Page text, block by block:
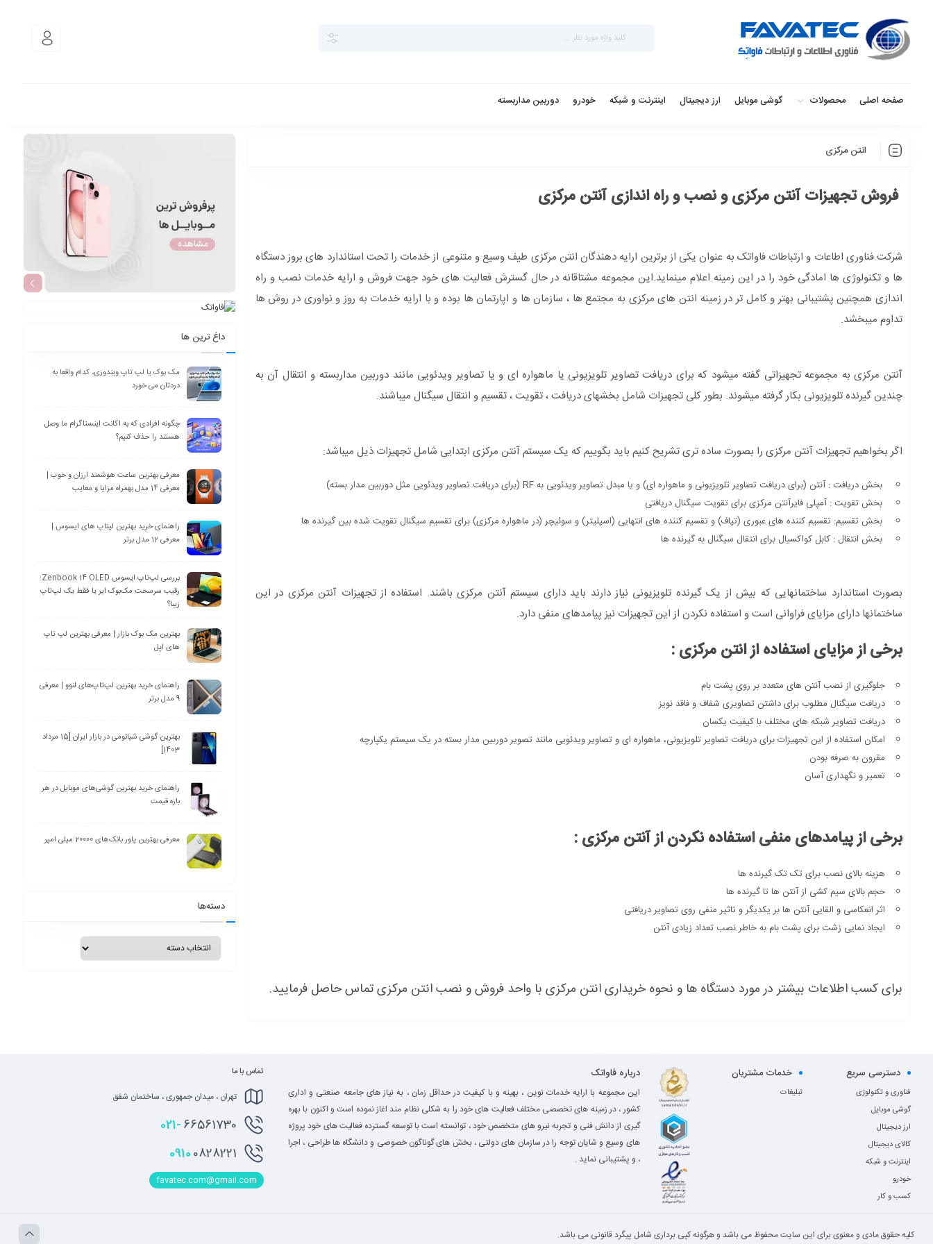
صفحه اصلی محصولات گوشی موبایل ارز دیجیتال اینترنت و شبکه خودرو دوربین مداربسته
انتن مرکزی
فروش تجهیزات آنتن مرکزی و نصب و راه اندازی آنتن مرکزی
شرکت فناوری اطاعات و ارتباطات فاواتک به عنوان یکی از برترین ارایه دهندگان انتن مرکزی طیف وسیع و متنوعی از خدمات را تحت استاندارد های بروز دستگاه
ها و تکنولوژی ها امادگی خود را در این زمینه اعلام مینماید.این مجموعه مشتاقانه در حال گسترش فعالیت های خود جهت فروش و ارایه خدمات نصب و راه
اندازی همچنین پشتیبانی بهتر و کامل تر در زمینه انتن های مرکزی به مجتمع ها ، سازمان ها و اپارتمان ها بوده و با ارایه خدمات به روز و نواوری در روش ها
تداوم میبخشد.
آنتن مرکزی به مجموعه تجهیزاتی گفته میشود که برای دریافت تصاویر تلویزیونی یا ماهواره ای و یا تصاویر ویدئویی مانند دوربین مداربسته و انتقال آن به
چندین گیرنده تلویزیونی بکار گرفته میشوند. بطور کلی تجهیزات شامل بخشهای دریافت ، تقویت ، تقسیم و انتقال سیگنال میباشند.
اگر بخواهیم تجهیزات آنتن مرکزی را بصورت ساده تری تشریح کنیم باید بگوییم که یک سیستم آنتن مرکزی ابتدایی شامل تجهیزات ذیل میباشد:
بخش دریافت : آنتن (برای دریافت تصاویر تلویزیونی و ماهواره ای) و یا مبدل تصاویر ویدئویی به RF (برای دریافت تصاویر ویدئویی مثل دوربین مدار بسته)
بخش تقویت : آمپلی فایرآنتن مرکزی برای تقویت سیگنال دریافتی
بخش تقسیم: تقسیم کننده های عبوری (تپاف) و تقسیم کننده های انتهایی (اسپلیتر) و سوئیچر (در ماهواره مرکزی) برای تقسیم سیگنال تقویت شده بین گیرنده ها
بخش انتقال : کابل کواکسیال برای انتقال سیگنال به گیرنده ها
بصورت استاندارد ساختمانهایی که بیش از یک گیرنده تلویزیونی نیاز دارند باید دارای سیستم آنتن مرکزی باشند. استفاده از تجهیزات آنتن مرکزی در این
ساختمانها دارای مزایای فراوانی است و استفاده نکردن از این تجهیزات نیز پیامدهای منفی دارد.
برخی از مزایای استفاده از انتن مرکزی :
جلوگیری از نصب آنتن های متعدد بر روی پشت بام
دریافت سیگنال مطلوب برای داشتن تصاویری شفاف و فاقد نویز
دریافت تصاویر شبکه های مختلف با کیفیت یکسان
امکان استفاده از این تجهیزات برای دریافت تصاویر تلویزیونی، ماهواره ای و تصاویر ویدئویی مانند تصویر دوربین مدار بسته در یک سیستم یکپارچه
مقرون به صرفه بودن
تعمیر و نگهداری آسان
برخی از پیامدهای منفی استفاده نکردن از آنتن مرکزی :
هزینه بالای نصب برای تک تک گیرنده ها
حجم بالای سیم کشی از آنتن ها تا گیرنده ها
اثر انعکاسی و القایی آنتن ها بر یکدیگر و تاثیر منفی روی تصاویر دریافتی
ایجاد نمایی زشت برای پشت بام به خاطر نصب تعداد زیادی آنتن
برای کسب اطلاعات بیشتر در مورد دستگاه ها و نحوه خریداری انتن مرکزی با واحد فروش و نصب انتن مرکزی تماس حاصل فرمایید.
داغ ترین ها
مک بوک یا لپ تاپ ویندوزی، کدام واقعا به
دردتان می خورد
چگونه افرادی که به اکانت اینستاگرام ما وصل
هستند را حذف کنیم؟
معرفی بهترین ساعت هوشمند ارزان و خوب |
معرفی 14 مدل بهمراه مزایا و معایب
راهنمای خرید بهترین لپتاپ های ایسوس |
معرفی 12 مدل برتر
بررسی لپ‌تاپ ایسوس Zenbook 14 OLED:
رقیب سرسخت مک‌بوک ایر یا فقط یک لپ‌تاپ
زیبا؟
بهترین مک بوک بازار | معرفی بهترین لپ تاپ
های اپل
راهنمای خرید بهترین لپ‌تاپ‌های لنوو | معرفی
9 مدل برتر
بهترین گوشی شیائومی در بازار ایران [15 مرداد
1403]
راهنمای خرید بهترین گوشی‌های موبایل در هر
بازه قیمت
معرفی بهترین پاور بانک‌های 20000 میلی امپر
دسته‌ها
دسترسی سریع
فناوری و تکنولوژی
گوشی موبایل
ارز دیجیتال
کالای دیجیتال
اینترنت و شبکه
خودرو
کسب و کار
خدمات مشتریان
تبلیغات
درباره فاواتک
این مجموعه با ارایه خدمات نوین ، بهینه و با کیفیت در حداقل زمان ، به نیاز های جامعه صنعتی و اداری
کشور ، در زمینه های تخصصی مختلف فعالیت های خود را به شکلی نظام مند اغاز نموده است و اکنون با بهره
گیری از دانش فنی و تجربه نیرو های متخصص خود ، توانسته است با توسعه گسترده فعالیت های خود پروژه
های وسیع و شایان توجه را در سازمان های دولتی ، بخش های گوناگون خصوصی و دانشگاه ها طراحی ، اجرا
، و پشتیبانی نماید .
تماس با ما
تهران ، میدان جمهوری ، ساختمان شفق
021-66561730
09100828221
favatec.com@gmail.com
کلیه حقوق مادی و معنوی برای این سایت محفوظ می باشد و هرگونه کپی برداری شامل پیگرد قانونی می باشد.